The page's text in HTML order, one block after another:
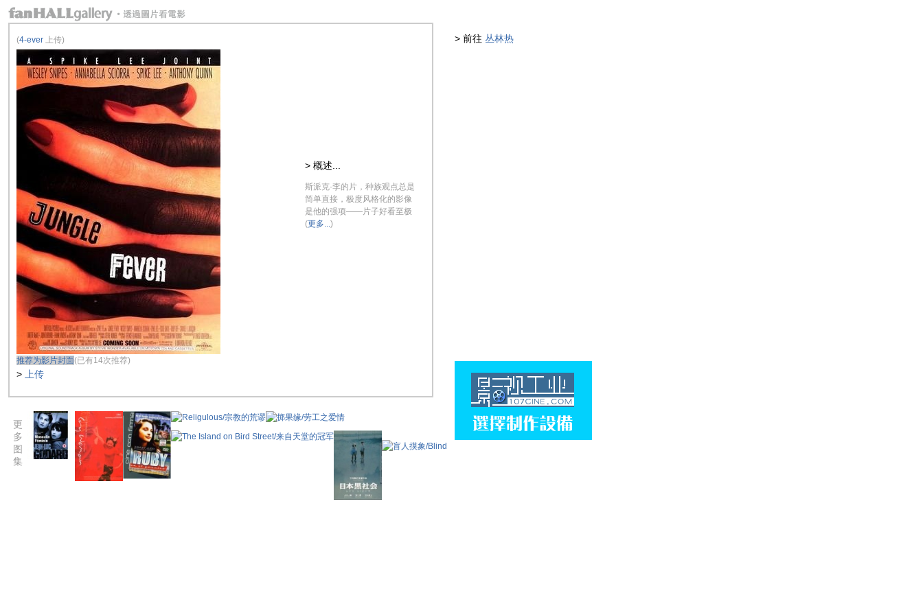
> 前往 丛林热
> 概述...
斯派克·李的片，种族观点总是
简单直接，极度风格化的影像
是他的强项——片子好看至极
(更多...)
(4-ever 上传)
推荐为影片封面(已有14次推荐)
> 上传
更
多
图
集